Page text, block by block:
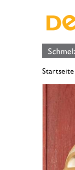
Startseite